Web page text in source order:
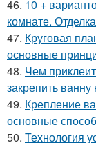
46. 10 +
комнате.
47. Круговая
основные
48. Чем
закрепить
49. Крепление
основные
50. Технология